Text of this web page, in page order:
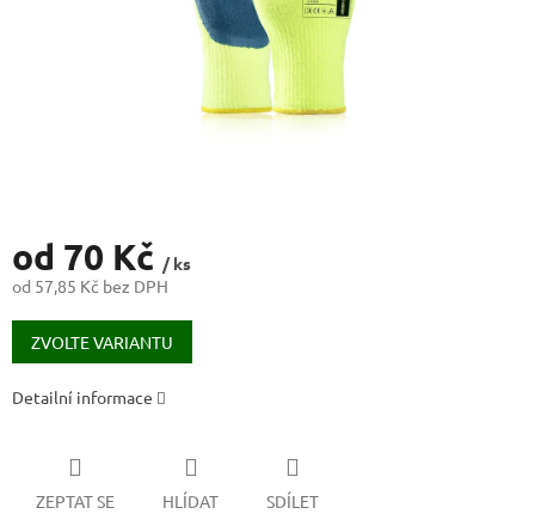
od 70 Kč / ks
od 57,85 Kč bez DPH
Měrná
cena:
ZVOLTE VARIANTU
Detailní informace
ZEPTAT SE HLÍDAT SDÍLET